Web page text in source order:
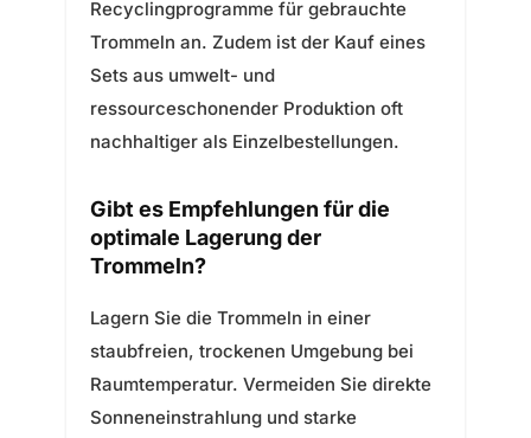
Recyclingprogramme für gebrauchte
Trommeln an. Zudem ist der Kauf eines
Sets aus umwelt- und
ressourceschonender Produktion oft
nachhaltiger als Einzelbestellungen.
Gibt es Empfehlungen für die
optimale Lagerung der
Trommeln?
Lagern Sie die Trommeln in einer
staubfreien, trockenen Umgebung bei
Raumtemperatur. Vermeiden Sie direkte
Sonneneinstrahlung und starke